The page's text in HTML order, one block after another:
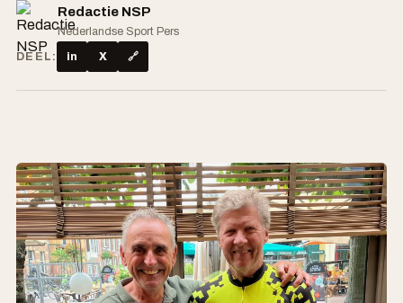
Redactie NSP
Nederlandse Sport Pers
DEEL:
in X 🔗